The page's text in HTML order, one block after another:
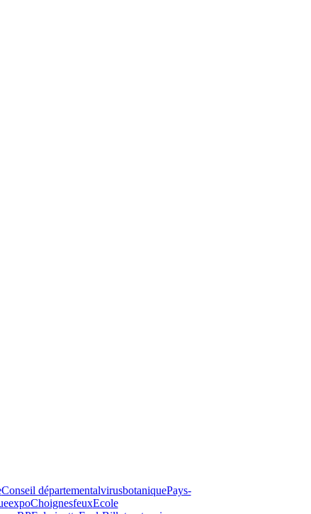
Conseil départementalvirusbotaniquePays-
expoChoignesfeuxEcole